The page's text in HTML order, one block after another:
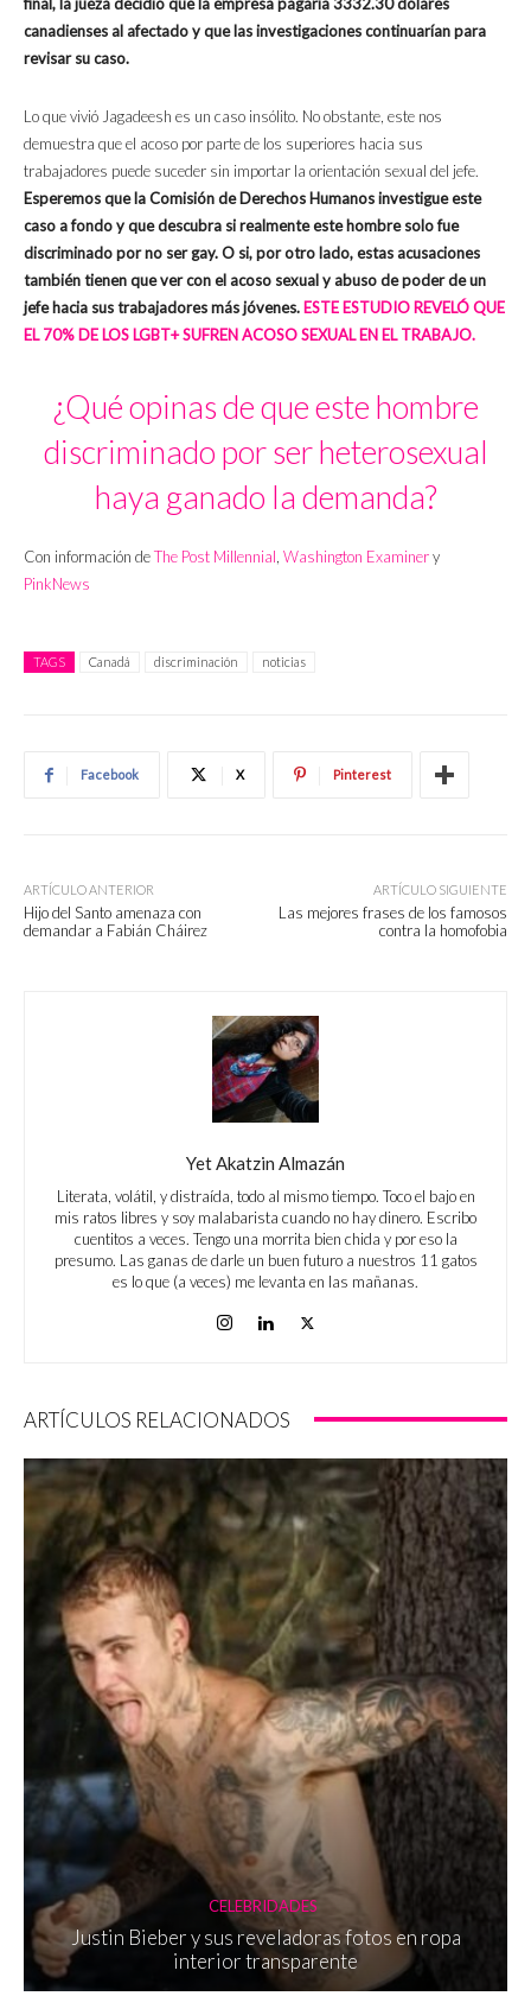
canadienses al afectado y que las investigaciones continuarían para
revisar su caso.
Lo que vivió Jagadeesh es un caso insólito. No obstante, este nos
demuestra que el acoso por parte de los superiores hacia sus
trabajadores puede suceder sin importar la orientación sexual del jefe.
Esperemos que la Comisión de Derechos Humanos investigue este
caso a fondo y que descubra si realmente este hombre solo fue
discriminado por no ser gay. O si, por otro lado, estas acusaciones
también tienen que ver con el acoso sexual y abuso de poder de un
jefe hacia sus trabajadores más jóvenes. ESTE ESTUDIO REVELÓ QUE
EL 70% DE LOS LGBT+ SUFREN ACOSO SEXUAL EN EL TRABAJO.
¿Qué opinas de que este hombre
discriminado por ser heterosexual
haya ganado la demanda?
Con información deThe Post Millennial Washington Examinery
PinkNews
TAGS Canadá discriminación noticias
Facebook X Pinterest
ARTÍCULO ANTERIOR
Hijo del Santo amenaza con
demandar a Fabián Cháirez
ARTÍCULO SIGUIENTE
Las mejores frases de los famosos
contra la homofobia
Yet Akatzin Almazán
Literata, volátil, y distraída, todo al mismo tiempo. Toco el bajo en
mis ratos libres y soy malabarista cuando no hay dinero. Escribo
cuentitos a veces. Tengo una morrita bien chida y por eso la
presumo. Las ganas de darle un buen futuro a nuestros 11 gatos
es lo que (a veces) me levanta en las mañanas.
ARTÍCULOS RELACIONADOS
CELEBRIDADES
Justin Bieber y sus reveladoras fotos en ropa
interior transparente